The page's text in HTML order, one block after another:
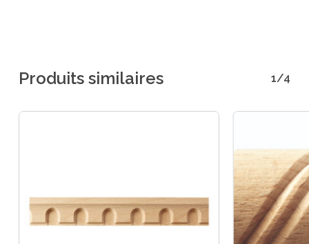
Produits similaires 1/4